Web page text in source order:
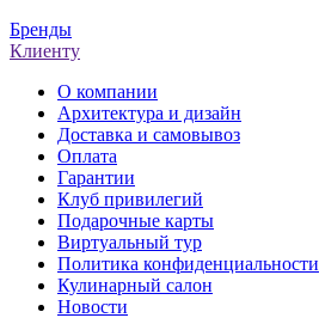
Бренды
Клиенту
О компании
Архитектура и дизайн
Доставка и самовывоз
Оплата
Гарантии
Клуб привилегий
Подарочные карты
Виртуальный тур
Политика конфиденциальности
Кулинарный салон
Новости